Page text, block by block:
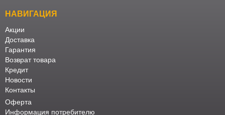
НАВИГАЦИЯ
Акции
Доставка
Гарантия
Возврат товара
Кредит
Новости
Контакты
Оферта
Информация потребителю